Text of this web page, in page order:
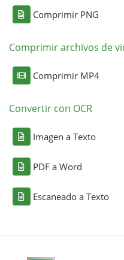
Comprimir PNG
Comprimir archivos de
Comprimir MP4
Convertir con OCR
Imagen a Texto
PDF a Word
Escaneado a Texto